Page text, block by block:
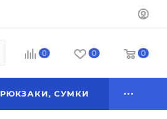
0 0 0
РЮКЗАКИ, СУМКИ